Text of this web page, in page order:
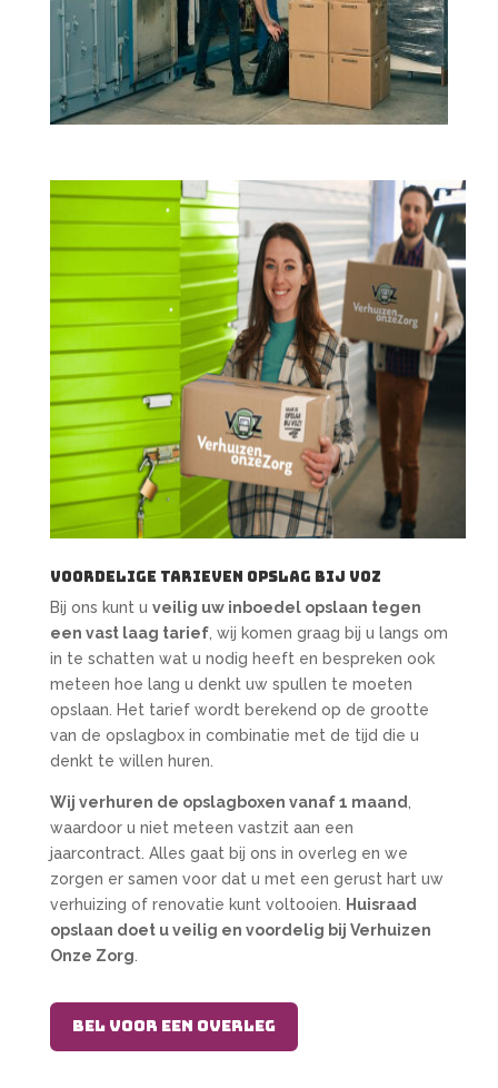
Voordelige Tarieven opslag bij VOZ
Bij ons kunt u veilig uw inboedel opslaan tegen
een vast laag tarief, wij komen graag bij u langs om
in te schatten wat u nodig heeft en bespreken ook
meteen hoe lang u denkt uw spullen te moeten
opslaan. Het tarief wordt berekend op de grootte
van de opslagbox in combinatie met de tijd die u
denkt te willen huren.
Wij verhuren de opslagboxen vanaf 1 maand
waardoor u niet meteen vastzit aan een
jaarcontract. Alles gaat bij ons in overleg en we
zorgen er samen voor dat u met een gerust hart uw
verhuizing of renovatie kunt voltooien.
Huisraad
opslaan doet u veilig en voordelig bij Verhuizen
Onze Zorg
Bel voor een overleg